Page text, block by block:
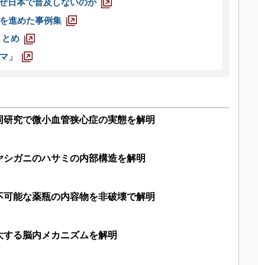
日本で普及しないのか
進めた事例集
とめ
」
究で微小血管狭心症の実態を解明
ガニのハサミの内部構造を解明
能な薬瓶の内容物を非破壊で解明
る脳内メカニズムを解明